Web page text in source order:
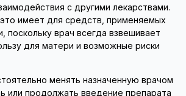
с другими лекарствами.
имеет для средств, применяемых
поскольку врач всегда взвешивает
для матери и возможные риски
менять назначенную врачом
или продолжать введение препарата